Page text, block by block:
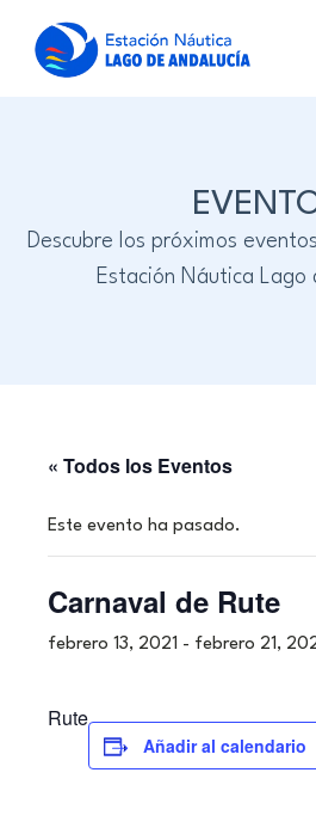
Descubre los próximos
Estación Náutica Lago
« Todos los Eventos
Este evento ha pasado.
Carnaval de Rute
febrero 13, 2021 - febrero 21,
Rute
Añadir al calendario